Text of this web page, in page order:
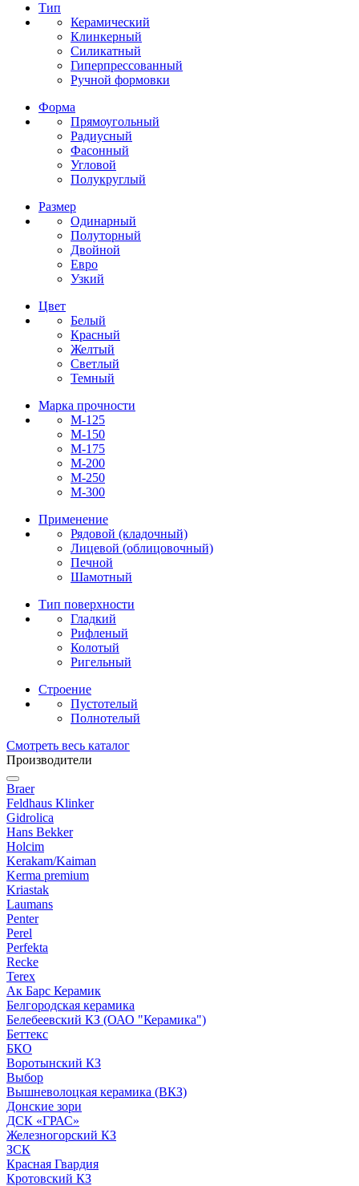
Тип
Керамический
Клинкерный
Силикатный
Гиперпрессованный
Ручной формовки
Форма
Прямоугольный
Радиусный
Фасонный
Угловой
Полукруглый
Размер
Одинарный
Полуторный
Двойной
Евро
Узкий
Цвет
Белый
Красный
Желтый
Светлый
Темный
Марка прочности
М-125
М-150
М-175
М-200
М-250
М-300
Применение
Рядовой (кладочный)
Лицевой (облицовочный)
Печной
Шамотный
Тип поверхности
Гладкий
Рифленый
Колотый
Ригельный
Строение
Пустотелый
Полнотелый
Смотреть весь каталог
Производители
Braer
Feldhaus Klinker
Gidrolica
Hans Bekker
Holcim
Kerakam/Kaiman
Kerma premium
Kriastak
Laumans
Penter
Perel
Perfekta
Recke
Terex
Ак Барс Керамик
Белгородская керамика
Белебеевский КЗ (ОАО "Керамика")
Беттекс
БКО
Воротынский КЗ
Выбор
Вышневолоцкая керамика (ВКЗ)
Донские зори
ДСК «ГРАС»
Железногорский КЗ
ЗСК
Красная Гвардия
Кротовский КЗ